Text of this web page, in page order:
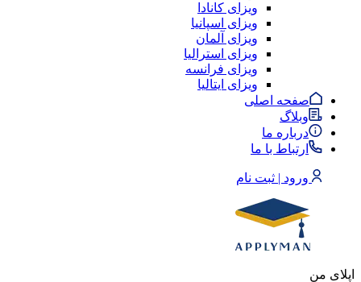
ویزای کانادا
ویزای اسپانیا
ویزای آلمان
ویزای استرالیا
ویزای فرانسه
ویزای ایتالیا
صفحه اصلی
وبلاگ
درباره ما
ارتباط با ما
ورود | ثبت نام
اپلای من